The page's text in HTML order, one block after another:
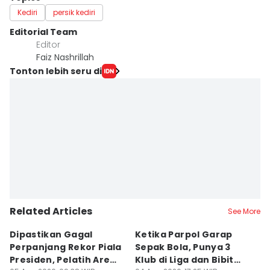
Kediri persik kediri
Editorial Team
Editor
Faiz Nashrillah
Tonton lebih seru di
Related Articles See More
Dipastikan Gagal
Perpanjang Rekor Piala
Presiden, Pelatih Arema
Ketika Parpol Garap
Sepak Bola, Punya 3
Klub di Liga dan Bibit